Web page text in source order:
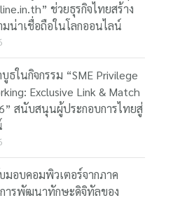
ช่วยธุรกิจไทยสร้าง
มน่าเชื่อถือในโลกออนไลน์
ธในกิจกรรม “SME Privilege
Exclusive Link & Match
สนับสนุนผู้ประกอบการไทยสู่
อบคอมพิวเตอร์จากภาค
ารพัฒนาทักษะดิจิทัลของ